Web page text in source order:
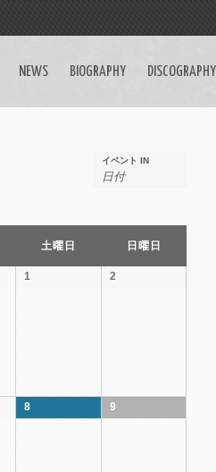
NEWS BIOGRAPHY DISCOGRAPHY
イベント IN
土曜日 日曜日
1 2
8 9